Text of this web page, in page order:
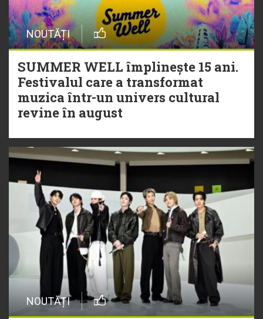
NOUTĂȚI
SUMMER WELL împlinește 15 ani.
Festivalul care a transformat
muzica într-un univers cultural
revine în august
NOUTĂȚI